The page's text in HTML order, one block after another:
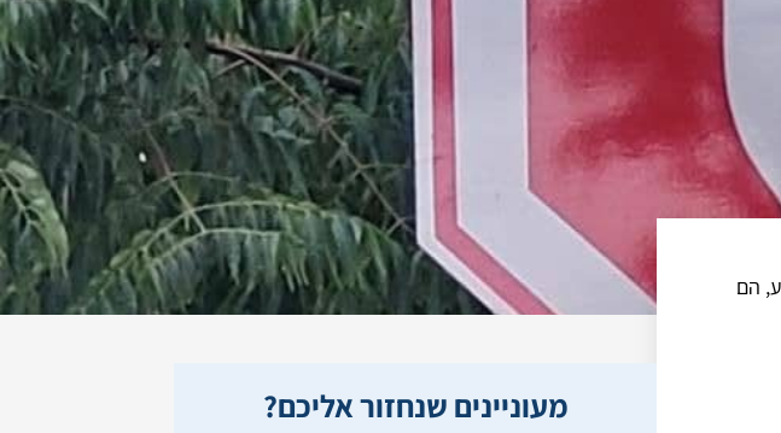
הם
מעוניינים שנחזור אליכם?